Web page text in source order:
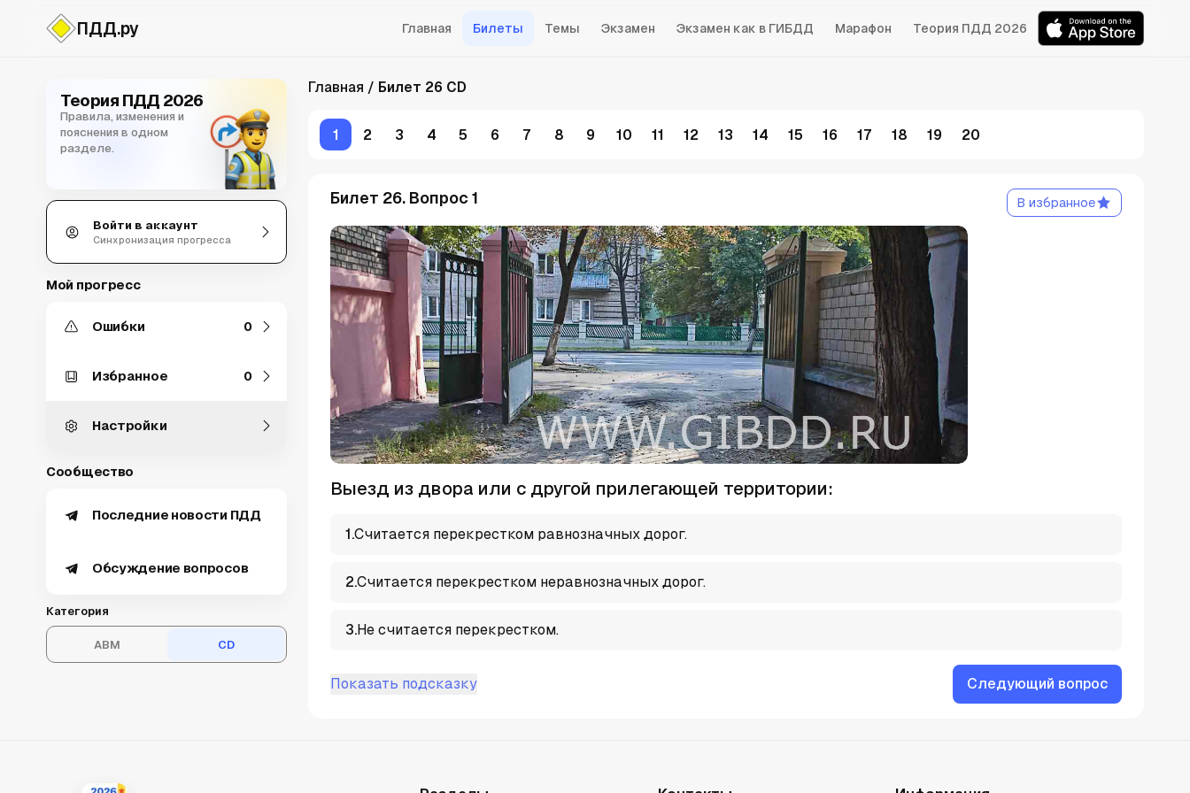
ПДД.ру
Билеты CD
Главная Билеты Темы Экзамен Экзамен как в ГИБДД Марафон Теория ПДД 2026
Теория ПДД 2026
Правила, изменения и
пояснения в одном
разделе.
Войти в аккаунт
Синхронизация прогресса
Мой прогресс
Ошибки 0
Избранное 0
Настройки
Сообщество
Последние новости ПДД
Обсуждение вопросов
Категория
ABM CD
Главная Билет 26 CD
1 2 3 4 5 6 7 8 9 10 11 12 13 14 15 16 17 18 19 20
Билет 26. Вопрос 1 В избранное
Выезд из двора или c другой прилегающей территории:
1 .Считается перекрестком равнозначных дорог.
2.Считается перекрестком неравнозначных дорог.
3.Не считается перекрестком.
Показать подсказку Следующий вопрос